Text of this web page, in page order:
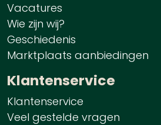
Vacatures
Wie zijn wij?
Geschiedenis
Marktplaats aanbiedingen
Klantenservice
Klantenservice
Veel gestelde vragen